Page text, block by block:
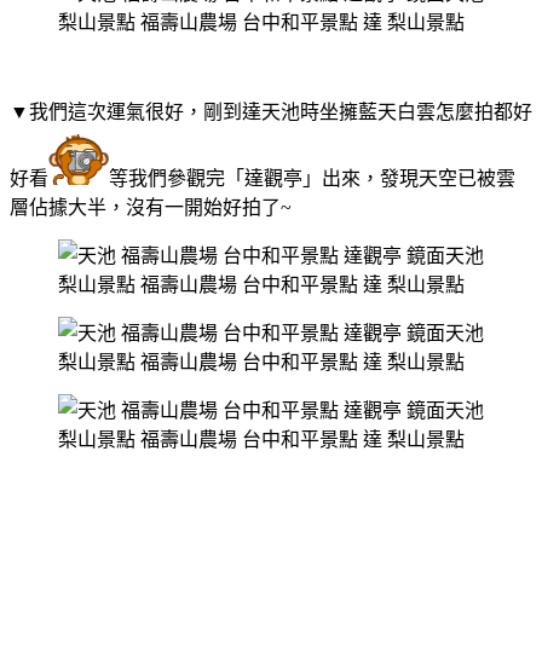
▼我們這次運氣很好，剛到達天池時坐擁藍天白雲怎麼拍都好
好看
等我們參觀完「達觀亭」出來，發現天空已被雲
層佔據大半，沒有一開始好拍了~